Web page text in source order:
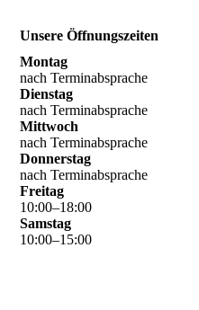
Unsere Öffnungszeiten
Montag
nach Terminabsprache
Dienstag
nach Terminabsprache
Mittwoch
nach Terminabsprache
Donnerstag
nach Terminabsprache
Freitag
10:00–18:00
Samstag
10:00–15:00